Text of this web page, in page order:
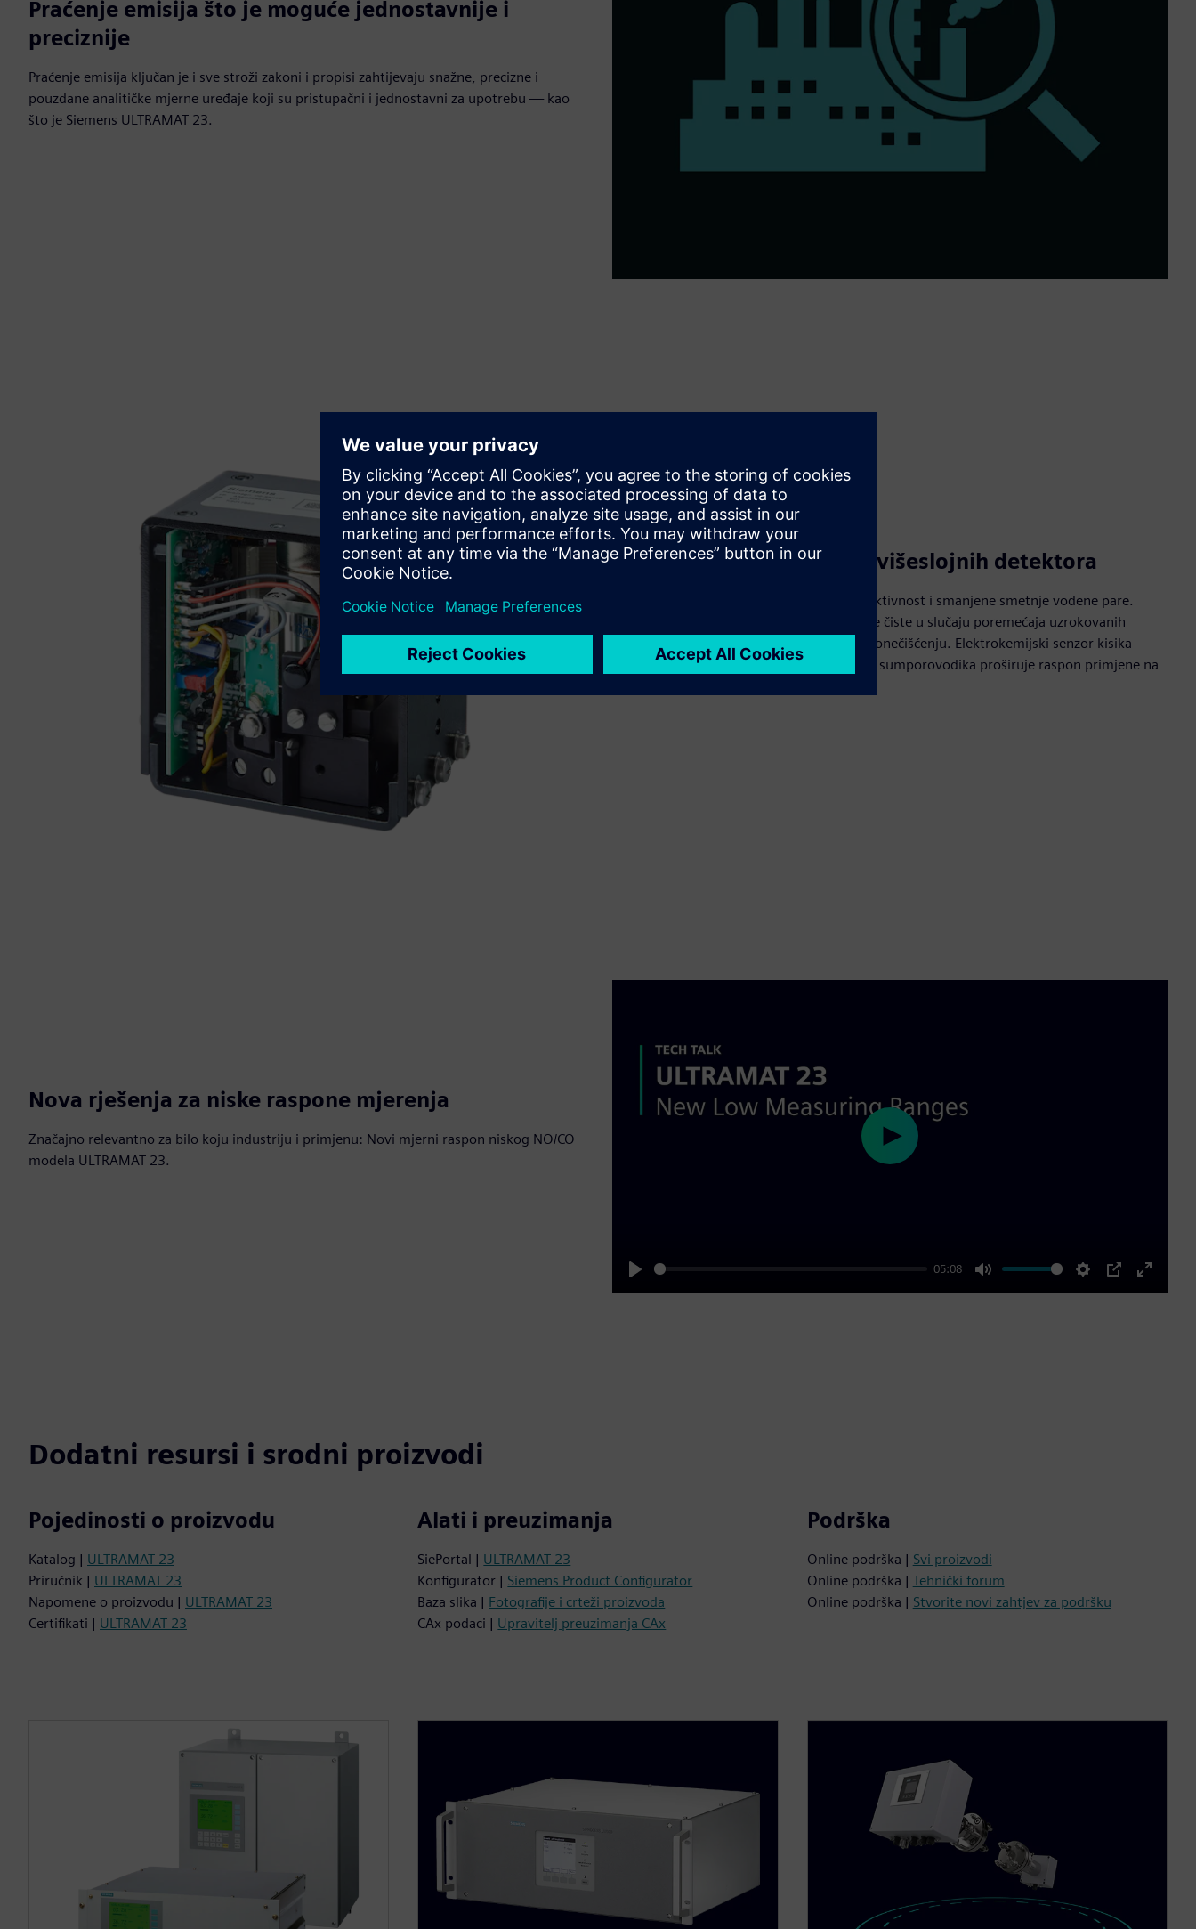
Praćenje emisija što je moguće jednostavnije i
preciznije
Praćenje emisija ključan je i sve stroži zakoni i propisi zahtijevaju snažne, precizne i
pouzdane analitičke mjerne uređaje koji su pristupačni i jednostavni za upotrebu — kao
što je Siemens ULTRAMAT 23.
Visoka selektivnost zbog višeslojnih detektora
Višeslojni detektori podržavaju visoku selektivnost i smanjene smetnje vodene pare.
Mjerne kivete su robusne, otporne i lako se čiste u slučaju poremećaja uzrokovanih
greškama u pripremi uzorka i naknadnom onečišćenju. Elektrokemijski senzor kisika
određuje referentnu varijablu O2, a senzor sumporovodika proširuje raspon primjene na
Nova rješenja za niske raspone mjerenja
Značajno relevantno za bilo koju industriju i primjenu: Novi mjerni raspon niskog NO/CO
modela ULTRAMAT 23.
Play
05:08
Mute Settings
PIP
Enter
Play
Dodatni resursi i srodni proizvodi
Pojedinosti o proizvodu
Katalog | ULTRAMAT 23
Priručnik | ULTRAMAT 23
Napomene o proizvodu | ULTRAMAT 23
Certifikati | ULTRAMAT 23
Alati i preuzimanja
SiePortal | ULTRAMAT 23
Konfigurator | Siemens Product Configurator
Baza slika | Fotografije i crteži proizvoda
CAx podaci | Upravitelj preuzimanja CAx
Podrška
Online podrška | Svi proizvodi
Online podrška | Tehnički forum
Online podrška | Stvorite novi zahtjev za podršku